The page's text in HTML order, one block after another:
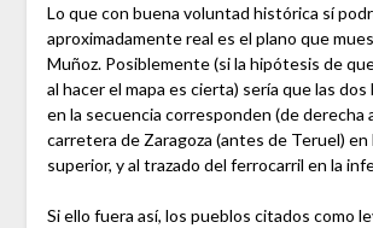
Lo que con buena voluntad histórica sí
aproximadamente real es el plano que
Muñoz. Posiblemente (si la hipótesis de
al hacer el mapa es cierta) sería que las dos
en la secuencia corresponden (de derecha
carretera de Zaragoza (antes de Teruel) en
superior, y al trazado del ferrocarril en la
Si ello fuera así, los pueblos citados como